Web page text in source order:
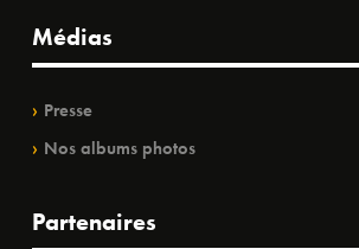
Médias
Presse
Nos albums photos
Partenaires